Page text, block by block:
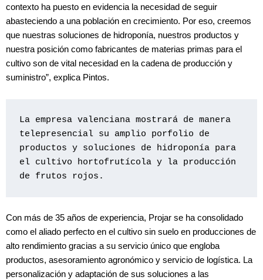
contexto ha puesto en evidencia la necesidad de seguir
abasteciendo a una población en crecimiento. Por eso, creemos
que nuestras soluciones de hidroponía, nuestros productos y
nuestra posición como fabricantes de materias primas para el
cultivo son de vital necesidad en la cadena de producción y
suministro”, explica Pintos.
La empresa valenciana mostrará de manera
telepresencial su amplio porfolio de
productos y soluciones de hidroponía para
el cultivo hortofrutícola y la producción
de frutos rojos.
Con más de 35 años de experiencia, Projar se ha consolidado
como el aliado perfecto en el cultivo sin suelo en producciones de
alto rendimiento gracias a su servicio único que engloba
productos, asesoramiento agronómico y servicio de logística. La
personalización y adaptación de sus soluciones a las